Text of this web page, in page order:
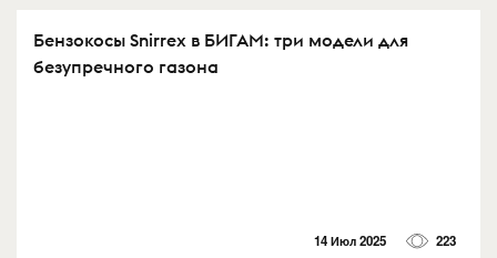
Бензокосы Snirrex в БИГАМ: три модели для
безупречного газона
14 Июл 2025 223